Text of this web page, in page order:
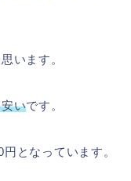
います。
いです。
となっています。